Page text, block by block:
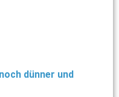
dünner und